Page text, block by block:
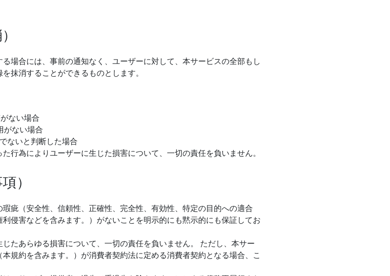
場合には、事前の通知なく、ユーザーに対して、本サービスの全部もし
抹消することができるものとします。
ない場合
がない場合
ないと判断した場合
行為によりユーザーに生じた損害について、一切の責任を負いません。
）
疵（安全性、信頼性、正確性、完全性、有効性、特定の目的への適合
侵害などを含みます。）がないことを明示的にも黙示的にも保証してお
たあらゆる損害について、一切の責任を負いません。 ただし、本サー
規約を含みます。）が消費者契約法に定める消費者契約となる場合、こ